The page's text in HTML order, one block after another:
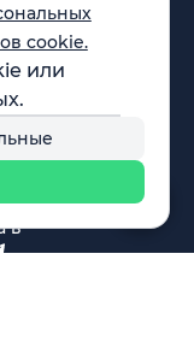
cookie.
или
и
в